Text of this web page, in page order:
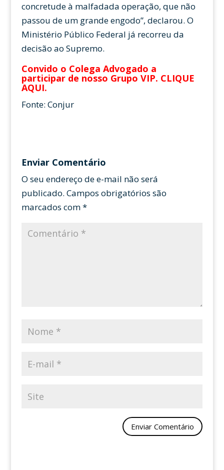
concretude à malfadada operação, que não
passou de um grande engodo”, declarou. O
Ministério Público Federal já recorreu da
decisão ao Supremo.
Convido o Colega Advogado a
participar de nosso Grupo VIP. CLIQUE
AQUI.
Fonte: Conjur
Enviar Comentário
O seu endereço de e-mail não será
publicado. Campos obrigatórios são
marcados com*